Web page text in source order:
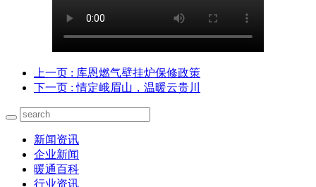
上一页 : 库恩燃气壁挂炉保修政策
下一页 : 情定峨眉山，温暖云贵川
新闻资讯
企业新闻
暖通百科
行业资讯